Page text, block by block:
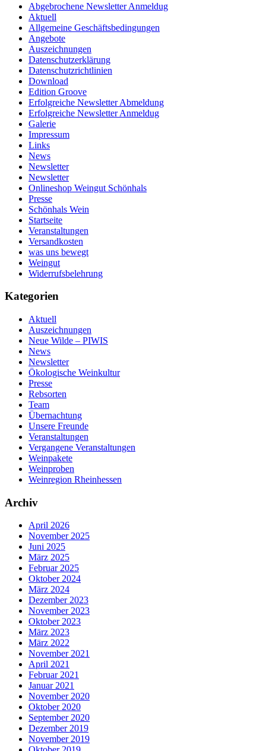
Abgebrochene Newsletter Anmeldug
Aktuell
Allgemeine Geschäftsbedingungen
Angebote
Auszeichnungen
Datenschutzerklärung
Datenschutzrichtlinien
Download
Edition Groove
Erfolgreiche Newsletter Abmeldung
Erfolgreiche Newsletter Anmeldug
Galerie
Impressum
Links
News
Newsletter
Newsletter
Onlineshop Weingut Schönhals
Presse
Schönhals Wein
Startseite
Veranstaltungen
Versandkosten
was uns bewegt
Weingut
Widerrufsbelehrung
Kategorien
Aktuell
Auszeichnungen
Neue Wilde – PIWIS
News
Newsletter
Ökologische Weinkultur
Presse
Rebsorten
Team
Übernachtung
Unsere Freunde
Veranstaltungen
Vergangene Veranstaltungen
Weinpakete
Weinproben
Weinregion Rheinhessen
Archiv
April 2026
November 2025
Juni 2025
März 2025
Februar 2025
Oktober 2024
März 2024
Dezember 2023
November 2023
Oktober 2023
März 2023
März 2022
November 2021
April 2021
Februar 2021
Januar 2021
November 2020
Oktober 2020
September 2020
Dezember 2019
November 2019